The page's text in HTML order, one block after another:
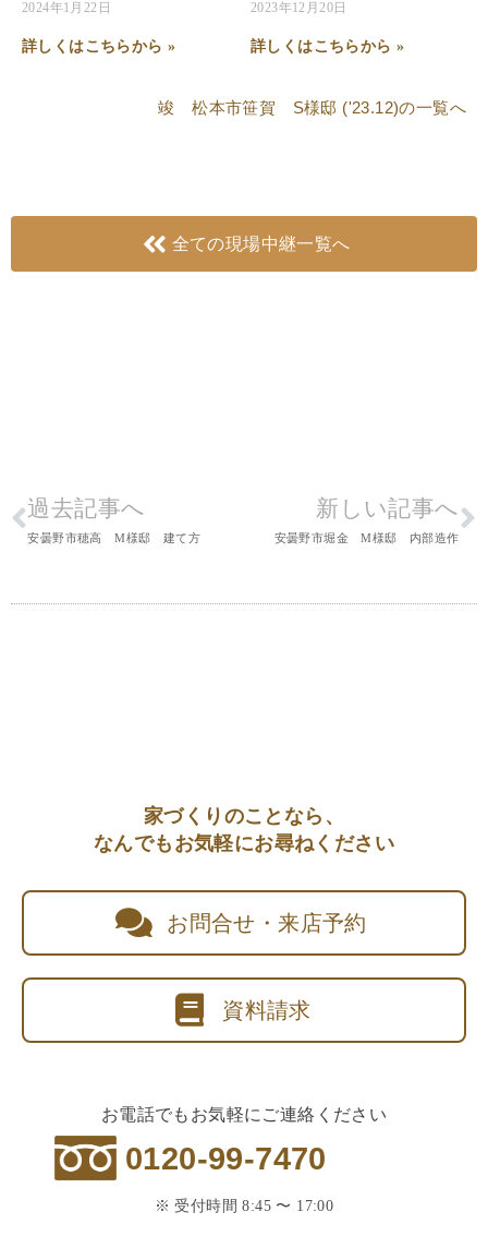
2024年1月22日
詳しくはこちらから »
2023年12月20日
詳しくはこちらから »
竣 松本市笹賀 S様邸 ('23.12)の一覧へ
全ての現場中継一覧へ
過去記事へ
安曇野市穂高 M様邸 建て方
新しい記事へ
安曇野市堀金 M様邸 内部造作
家づくりのことなら、
なんでもお気軽にお尋ねください
お問合せ・来店予約
資料請求
お電話でもお気軽にご連絡ください
0120-99-7470
※ 受付時間 8:45 〜 17:00